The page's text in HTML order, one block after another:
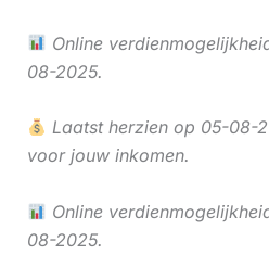
Online
08-2025.
Laatst herzien op 05-08-
voor jouw inkomen.
Online
08-2025.